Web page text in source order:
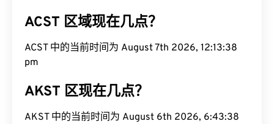
ACST 区域现在几点？
ACST 中的当前时间为 August 7th 2026, 12:13:39
pm
AKST 区现在几点？
AKST 中的当前时间为 August 6th 2026, 6:43:39